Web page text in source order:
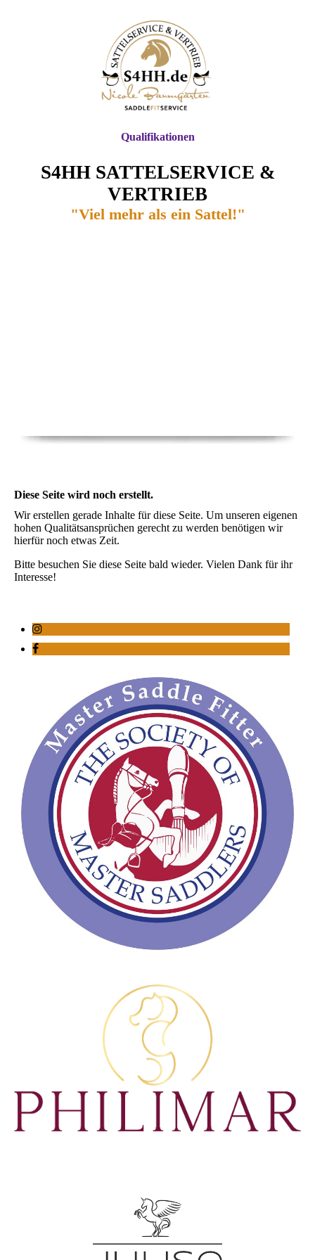
S4HH SATTELSERVICE &
VERTRIEB
"Viel mehr als ein Sattel!"
Qualifikationen
Diese Seite wird noch erstellt.
Wir erstellen gerade Inhalte für diese Seite. Um unseren eigenen
hohen Qualitätsansprüchen gerecht zu werden benötigen wir
hierfür noch etwas Zeit.
Bitte besuchen Sie diese Seite bald wieder. Vielen Dank für ihr
Interesse!